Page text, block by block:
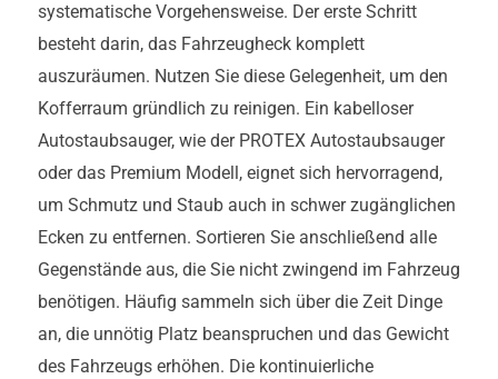
systematische Vorgehensweise. Der erste Schritt
besteht darin, das Fahrzeugheck komplett
auszuräumen. Nutzen Sie diese Gelegenheit, um den
Kofferraum gründlich zu reinigen. Ein kabelloser
Autostaubsauger, wie der PROTEX Autostaubsauger
oder das Premium Modell, eignet sich hervorragend,
um Schmutz und Staub auch in schwer zugänglichen
Ecken zu entfernen. Sortieren Sie anschließend alle
Gegenstände aus, die Sie nicht zwingend im Fahrzeug
benötigen. Häufig sammeln sich über die Zeit Dinge
an, die unnötig Platz beanspruchen und das Gewicht
des Fahrzeugs erhöhen. Die kontinuierliche